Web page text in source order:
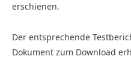
erschienen.
Der entsprechende
Dokument zum Download